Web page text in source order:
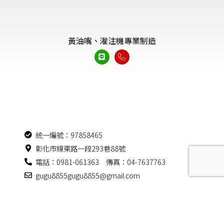
黃油嘴、灌注機專業制造
統一編號：97858465
彰化市線東路一段293巷88號
電話：0981-061363 傳真：04-7637763
gugu8855gugu8855@gmail.com